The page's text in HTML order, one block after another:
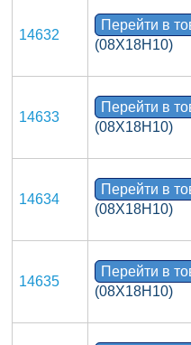
14632
Перейти в
(08Х18Н10)
14633
Перейти в
(08Х18Н10)
14634
Перейти в
(08Х18Н10)
14635
Перейти в
(08Х18Н10)